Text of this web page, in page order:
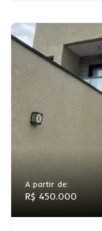
A partir de:
R$ 450.000